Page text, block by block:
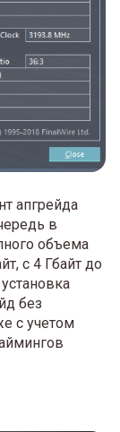
апгрейда
в
объема
с 4 Гбайт до
без
с учетом